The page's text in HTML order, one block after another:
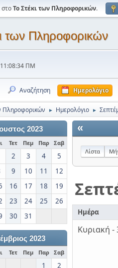
στοΤο Στέκι των Πληροφορικών.
των Πληροφορικών
ΠΜ
Αναζήτηση Ημερολόγιο
Πληροφορικών ► Ημερολόγιο ►
2023
Τετ Πεμ Παρ Σαβ
2 3 4
5
9 10 11
12
16 17 18
19
23 24 25
26
30 31
2023
Τετ Πεμ Παρ Σαβ
1
2
«
Λίστα
Ημέρα
Κυριακή -